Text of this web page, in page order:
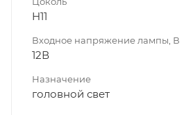
H11
Входное напряжение лампы, В
12В
Назначение
головной свет